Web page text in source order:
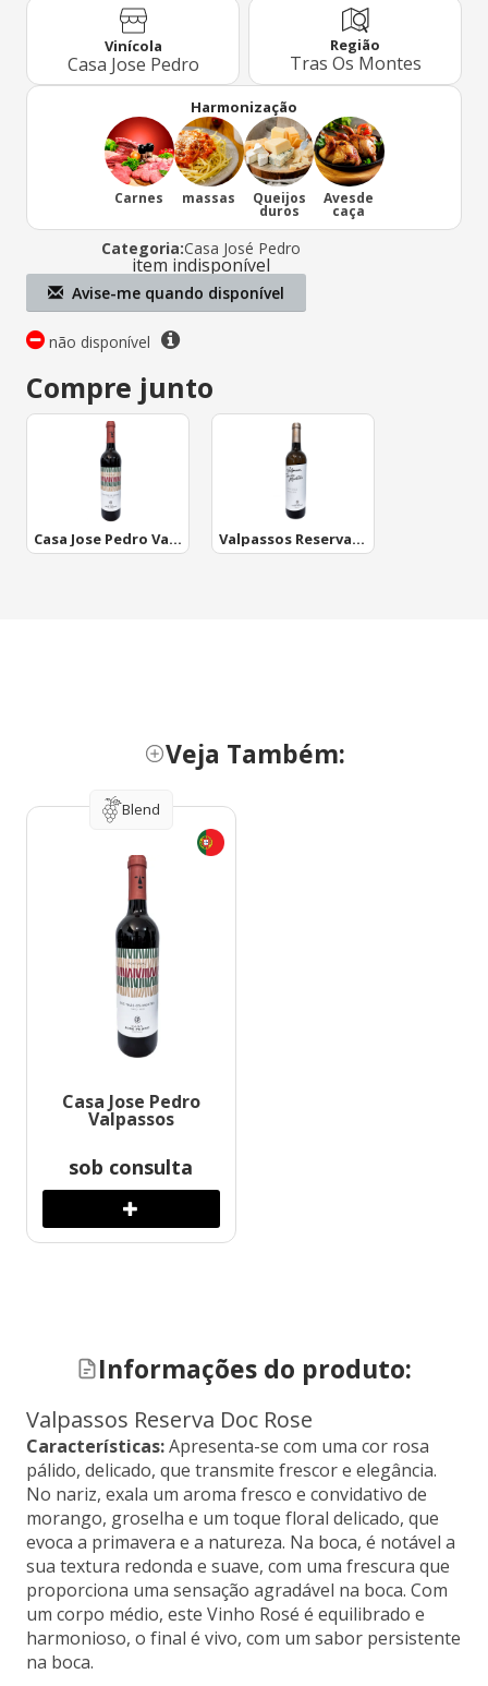
Vinícola
Casa Jose Pedro
Região
Tras Os Montes
Harmonização
Carnes massas Queijos
duros
Avesde
caça
Categoria:Casa José Pedro
item indisponível
Avise-me quando disponível
não disponível
Compre junto
Casa Jose Pedro Valpassos Valpassos Reserva Doc Branco
Veja Também:
Blend
Casa Jose Pedro
Valpassos
sob consulta
Informações do produto:
Valpassos Reserva Doc Rose
Características:Apresenta-se com uma cor rosa
pálido, delicado, que transmite frescor e elegância.
No nariz, exala um aroma fresco e convidativo de
morango, groselha e um toque floral delicado, que
evoca a primavera e a natureza. Na boca, é notável a
sua textura redonda e suave, com uma frescura que
proporciona uma sensação agradável na boca. Com
um corpo médio, este Vinho Rosé é equilibrado e
harmonioso, o final é vivo, com um sabor persistente
na boca.